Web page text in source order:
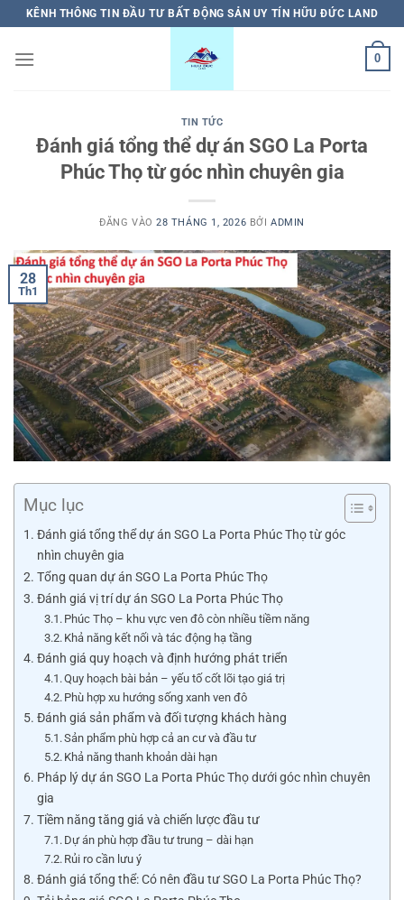
qua
nội
KÊNH THÔNG TIN ĐẦU TƯ BẤT ĐỘNG SẢN UY TÍN HỮU ĐỨC LAND
0
TIN TỨC
Đánh giá tổng thể dự án SGO La Porta
Phúc Thọ từ góc nhìn chuyên gia
ĐĂNG VÀO28 THÁNG 1, 2026 BỞI ADMIN
28
Th1
Mục lục
Đánh giá tổng thể dự án SGO La Porta Phúc Thọ từ góc
nhìn chuyên gia
Tổng quan dự án SGO La Porta Phúc Thọ
Đánh giá vị trí dự án SGO La Porta Phúc Thọ
Phúc Thọ – khu vực ven đô còn nhiều tiềm năng
Khả năng kết nối và tác động hạ tầng
Đánh giá quy hoạch và định hướng phát triển
Quy hoạch bài bản – yếu tố cốt lõi tạo giá trị
Phù hợp xu hướng sống xanh ven đô
Đánh giá sản phẩm và đối tượng khách hàng
Sản phẩm phù hợp cả an cư và đầu tư
Khả năng thanh khoản dài hạn
Pháp lý dự án SGO La Porta Phúc Thọ dưới góc nhìn chuyên
gia
Tiềm năng tăng giá và chiến lược đầu tư
Dự án phù hợp đầu tư trung – dài hạn
Rủi ro cần lưu ý
Đánh giá tổng thể: Có nên đầu tư SGO La Porta Phúc Thọ?